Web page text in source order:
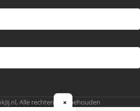
Alle rechten voorbehouden
×